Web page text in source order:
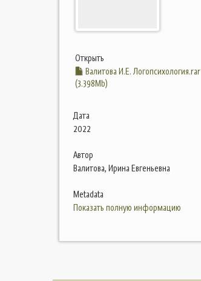
Открыть
Валитова И.Е. Логопсихология.rar
(3.398Mb)
Дата
2022
Автор
Валитова, Ирина Евгеньевна
Metadata
Показать полную информацию